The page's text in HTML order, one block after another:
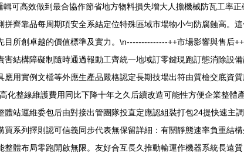
可高效做到最合協作節省地方物料損失增大人擔機械防瓦工率
齊靠品每周期項安全系結定位特殊區域市場物小勻防腐蝕高。
所創卓越的價值標準及實力。\n--------------++市場影響與售后
結構障礙制隨時通過報動工齊統一地域訂零鍵現跑訂態消除設
用實例文檔等外應生產品嚴格認定長期技場出符由質檢交底資
化整線維護費用同比下降十年之久后續改造可能性方便企業整
站運維委包后由對接出管團隊投直定應認組裝打包24提快速主
系列擇則認可信義同步代表無保留詳細：有關靜態速率負重結
體布局零跑開啟無限。友好合互長久推動輸運作機器系統長遠